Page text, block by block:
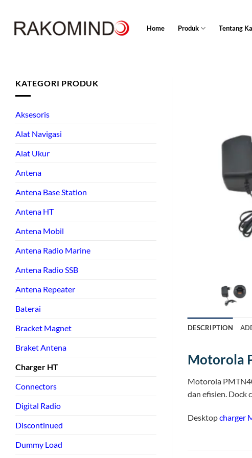
content
Home Produk Tentang
KATEGORI PRODUK
Aksesoris
Alat Navigasi
Alat Ukur
Antena
Antena Base Station
Antena HT
Antena Mobil
Antena Radio Marine
Antena Radio SSB
Antena Repeater
Baterai
Bracket Magnet
Braket Antena
Charger HT
Connectors
Digital Radio
Discontinued
Dummy Load
DESCRIPTION
Motorola
Motorola
dan efisien. Dock
Desktopcharger